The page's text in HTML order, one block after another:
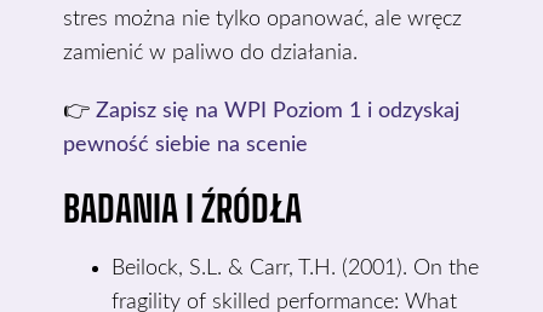
stres można nie tylko opanować, ale wręcz
zamienić w paliwo do działania.
👉Zapisz się na WPI Poziom 1 i odzyskaj
pewność siebie na scenie
BADANIA I ŹRÓDŁA
Beilock, S.L. & Carr, T.H. (2001). On the
fragility of skilled performance: What